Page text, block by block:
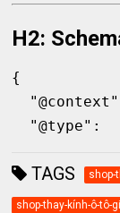
H2:
{
TAGS shop-
shop-thay-kính-ô-tô-